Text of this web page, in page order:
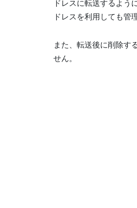
ドレスに転送するよう
ドレスを利用しても管
また、転送後に削除す
せん。